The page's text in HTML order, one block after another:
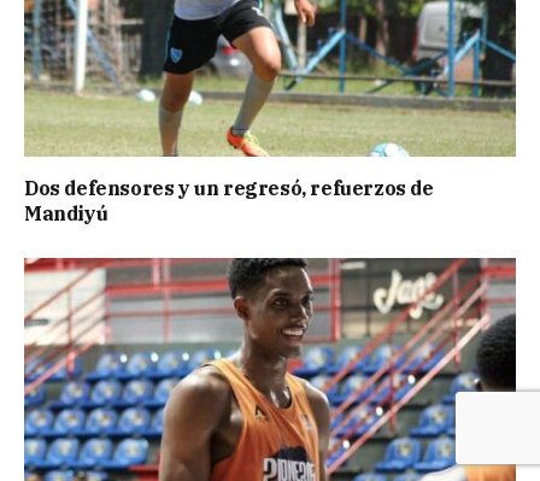
Dos defensores y un regresó, refuerzos de
Mandiyú